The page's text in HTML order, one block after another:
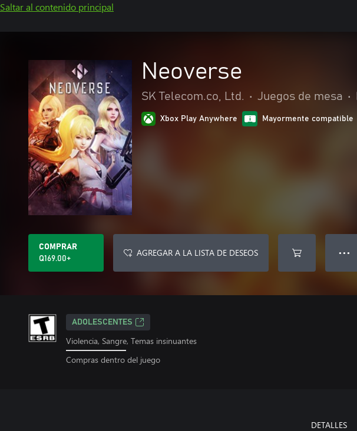
Saltar al contenido principal
Neoverse
SK Telecom.co, Ltd. • Juegos de mesa •
Xbox Play Anywhere Mayormente compatible
COMPRAR
Q169.00+
AGREGAR A LA LISTA DE DESEOS ● ● ●
ADOLESCENTES
Violencia, Sangre, Temas insinuantes
Compras dentro del juego
DETALLES